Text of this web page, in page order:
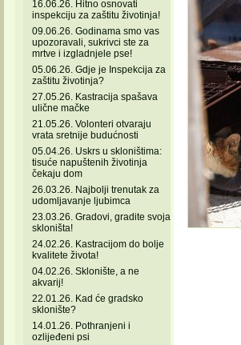
16.06.26. Hitno osnovati
inspekciju za zaštitu životinja!
09.06.26. Godinama smo vas
upozoravali, sukrivci ste za
mrtve i izgladnjele pse!
05.06.26. Gdje je Inspekcija za
zaštitu životinja?
27.05.26. Kastracija spašava
ulične mačke
21.05.26. Volonteri otvaraju
vrata sretnije budućnosti
05.04.26. Uskrs u skloništima:
tisuće napuštenih životinja
čekaju dom
26.03.26. Najbolji trenutak za
udomljavanje ljubimca
23.03.26. Gradovi, gradite svoja
skloništa!
24.02.26. Kastracijom do bolje
kvalitete života!
04.02.26. Sklonište, a ne
akvarij!
22.01.26. Kad će gradsko
sklonište?
14.01.26. Pothranjeni i
ozlijeđeni psi